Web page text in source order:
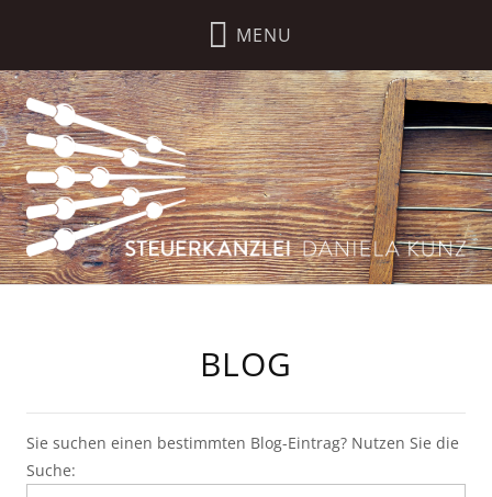
BLOG
Sie suchen einen bestimmten Blog-Eintrag? Nutzen Sie die
Suche: